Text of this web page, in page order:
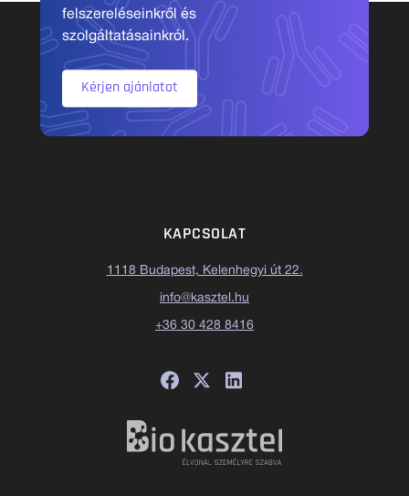
felszereléseinkről és
szolgáltatásainkról.
Kérjen ajánlatot
KAPCSOLAT
1118 Budapest, Kelenhegyi út 22.
info@kasztel.hu
+36 30 428 8416